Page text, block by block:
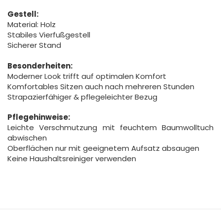
Gestell:
Material: Holz
Stabiles Vierfußgestell
Sicherer Stand
Besonderheiten:
Moderner Look trifft auf optimalen Komfort
Komfortables Sitzen auch nach mehreren Stunden
Strapazierfähiger & pflegeleichter Bezug
Pflegehinweise:
Leichte Verschmutzung mit feuchtem Baumwolltuch
abwischen
Oberflächen nur mit geeignetem Aufsatz absaugen
Keine Haushaltsreiniger verwenden